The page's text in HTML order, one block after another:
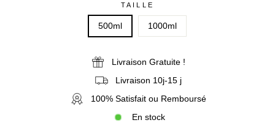
TAILLE
500ml 1000ml
Livraison Gratuite !
Livraison 10j-15 j
100% Satisfait ou Remboursé
En stock